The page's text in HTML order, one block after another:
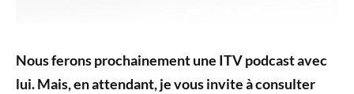
Nous ferons prochainement une ITV podcast avec
lui. Mais, en attendant, je vous invite à consulter